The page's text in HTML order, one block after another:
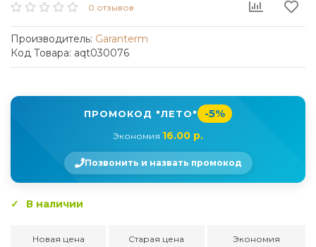
0 отзывов
Производитель: Garanterm
Код Товара: aqt030076
ПРОМОКОД "ЛЕТО" -5%
Экономия 16.00 р.
Позвонить и назвать промокод
В наличии
Новая цена Старая цена Экономия